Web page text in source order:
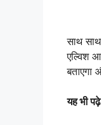
साथ
एल्विश
बताएगा
यह भी